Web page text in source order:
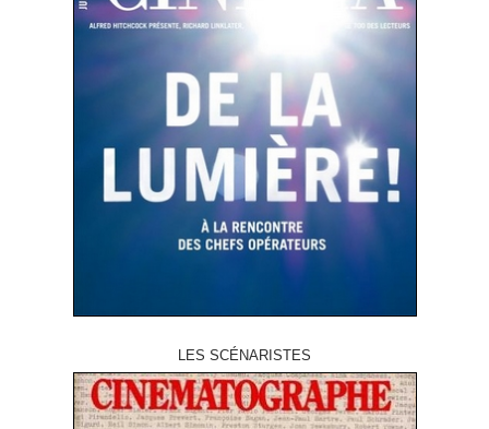
LES SCÉNARISTES